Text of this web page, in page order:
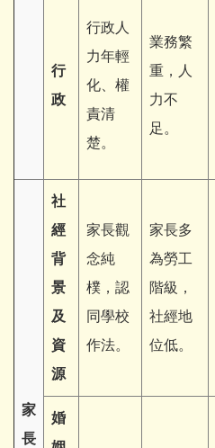
行
政
行政人
力年輕
化、權
責清
楚。
業務繁
重，人
力不
足。
家
長
社
經
背
景
及
資
源
家長觀
念純
樸，認
同學校
作法。
家長多
為勞工
階級，
社經地
位低。
婚